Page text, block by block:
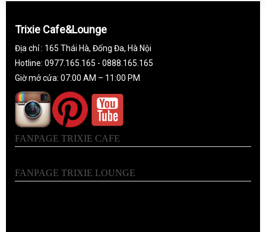
Trixie Cafe&Lounge
Địa chỉ : 165 Thái Hà, Đống Đa, Hà Nội
Hotline: 0977.165.165 - 0888.165.165
Giờ mở cửa: 07:00 AM – 11:00 PM
FANPAGE TRIXIE CAFE
FANPAGE TRIXIE LOUNGE